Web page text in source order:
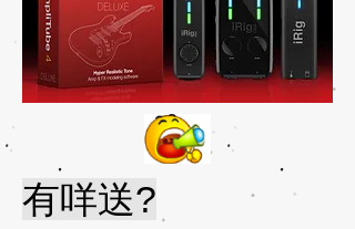
有咩送?